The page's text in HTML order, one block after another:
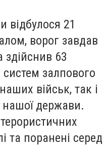
відбулося 21
ворог завдав
здійснив 63
систем залпового
військ, так і
нашої держави.
та поранені серед